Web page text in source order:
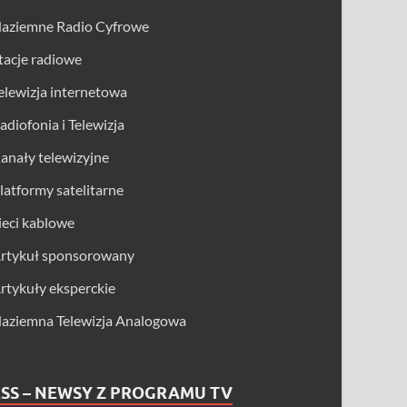
Radio Cyfrowe
radiowe
internetowa
i Telewizja
telewizyjne
satelitarne
kablowe
sponsorowany
eksperckie
Telewizja Analogowa
– NEWSY Z PROGRAMU TV